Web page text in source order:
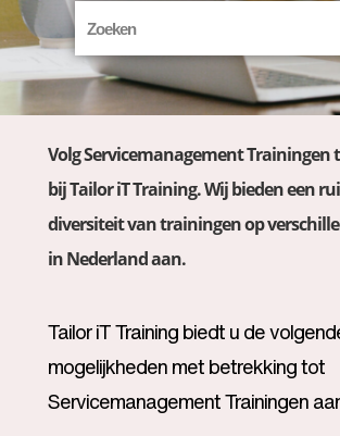
Volg Servicemanagement Trainingen
bij Tailor iT Training. Wij bieden een
diversiteit van trainingen op
in Nederland aan.
Tailor iT Training biedt u de
mogelijkheden met betrekking tot
Servicemanagement Trainingen